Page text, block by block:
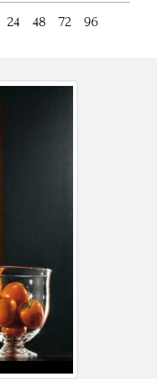
24 48 72 96